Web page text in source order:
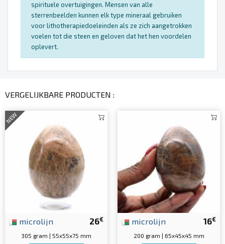
spirituele overtuigingen. Mensen van alle
sterrenbeelden kunnen elk type mineraal gebruiken
voor lithotherapiedoeleinden als ze zich aangetrokken
voelen tot die steen en geloven dat het hen voordelen
oplevert.
VERGELIJKBARE PRODUCTEN :
NEW
26€
microlijn
305 gram | 55x55x75 mm
16€
microlijn
200 gram | 65x45x45 mm